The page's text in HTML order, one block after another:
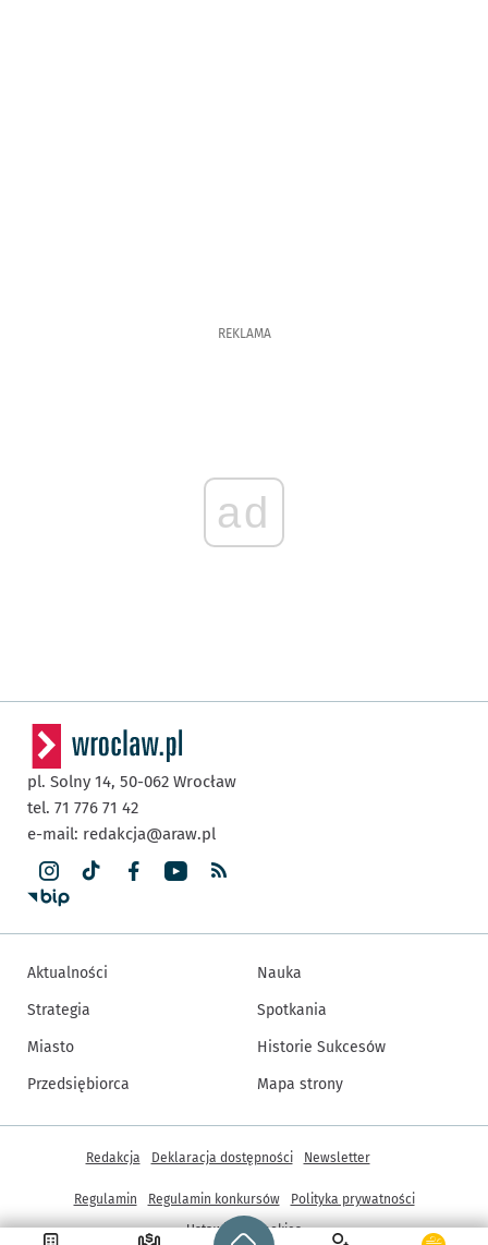
REKLAMA
ad
Strona główna - wroclaw.pl
pl. Solny 14, 50-062 Wrocław
tel. 71 776 71 42
e-mail: redakcja@araw.pl
Aktualności
Strategia
Miasto
Przedsiębiorca
Nauka
Spotkania
Historie Sukcesów
Mapa strony
Inne informacje
Redakcja Deklaracja dostępności Newsletter
Regulamin Regulamin konkursów
Polityka prywatności
Ustawienia cookies